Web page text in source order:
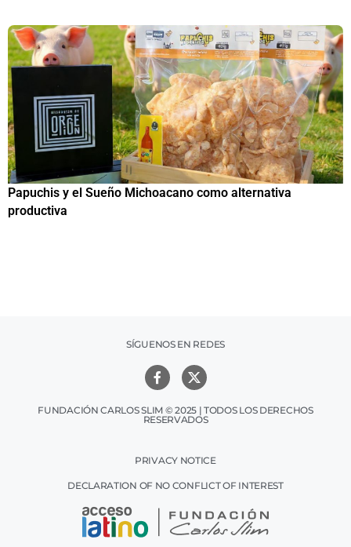
Papuchis y el Sueño Michoacano como alternativa
productiva
SÍGUENOS EN REDES
FUNDACIÓN CARLOS SLIM © 2025 | TODOS LOS DERECHOS
RESERVADOS
PRIVACY NOTICE
DECLARATION OF NO CONFLICT OF INTEREST